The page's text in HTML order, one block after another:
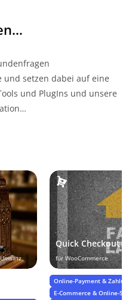
und setzen dabei auf eine
und PlugIns und unsere
Quick Checkout
für WooCommerce
Online-Payment &
E-Commerce & Online-